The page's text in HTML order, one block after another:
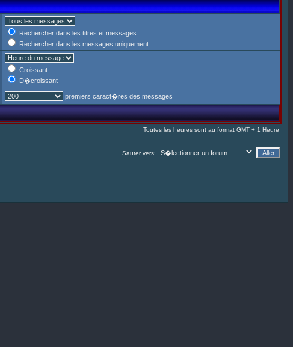
Rechercher dans les titres et messages
Rechercher dans les messages uniquement
Croissant
D�croissant
premiers caract�res des messages
Toutes les heures sont au format GMT + 1 Heure
Sauter vers: